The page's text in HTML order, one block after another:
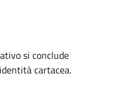
si conclude
cartacea.